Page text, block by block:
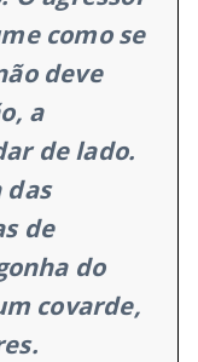
como se
deve
a
de lado.
das
de
do
covarde,